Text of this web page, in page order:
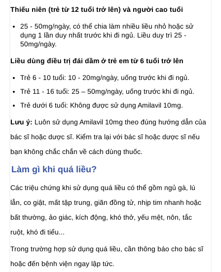
Thiếu niên (trẻ từ 12 tuổi trở lên) và người cao tuổi
25 - 50mg/ngày, có thể chia làm nhiều liều nhỏ hoặc sử
dụng 1 lần duy nhất trước khi đi ngủ. Liều duy trì 25 -
50mg/ngày.
Liều dùng điều trị đái dầm ở trẻ em từ 6 tuổi trở lên
Trẻ 6 - 10 tuổi: 10 - 20mg/ngày, uống trước khi đi ngủ.
Trẻ 11 - 16 tuổi: 25 – 50mg/ngày, uống trước khi đi ngủ.
Trẻ dưới 6 tuổi: Không được sử dụng Amilavil 10mg.
Lưu ý: Luôn sử dụng Amilavil 10mg theo đúng hướng dẫn của
bác sĩ hoặc dược sĩ. Kiểm tra lại với bác sĩ hoặc dược sĩ nếu
bạn không chắc chắn về cách dùng thuốc.
Làm gì khi quá liều?
Các triệu chứng khi sử dụng quá liều có thể gồm ngủ gà, lú
lẫn, co giật, mất tập trung, giãn đồng tử, nhịp tim nhanh hoặc
bất thường, ảo giác, kích động, khó thở, yếu mệt, nôn, tắc
ruột, khó đi tiểu...
Trong trường hợp sử dụng quá liều, cần thông báo cho bác sĩ
hoặc đến bệnh viện ngay lập tức.